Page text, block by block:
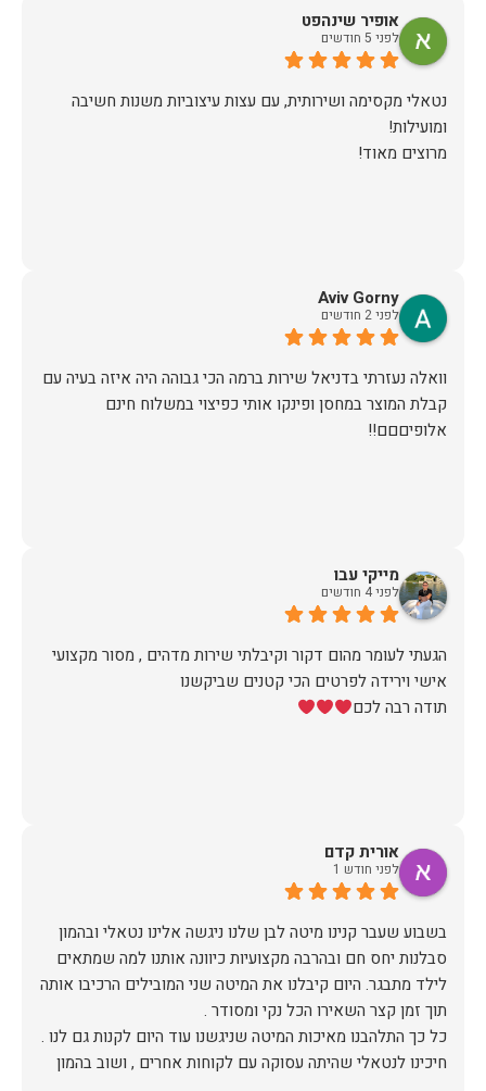
אופיר שינהפט
לפני 5 חודשים
נטאלי מקסימה ושירותית, עם עצות עיצוביות משנות חשיבה
מרוצים מאוד!
Aviv Gorny
לפני 2 חודשים
וואלה נעזרתי בדניאל שירות ברמה הכי גבוהה היה איזה בעיה עם
קבלת המוצר במחסן ופינקו אותי כפיצוי במשלוח חינם
אלופיםםם!!
מייקי עבו
לפני 4 חודשים
הגעתי לעומר מהום דקור וקיבלתי שירות מדהים , מסור מקצועי
תודה רבה לכם
אורית קדם
לפני חודש 1
בשבוע שעבר קנינו מיטה לבן שלנו ניגשה אלינו נטאלי ובהמון
סבלנות יחס חם ובהרבה מקצועיות כיוונה אותנו למה שמתאים
לילד מתבגר. היום קיבלנו את המיטה שני המובילים הרכיבו אותה
חיכינו לנטאלי שהיתה עסוקה עם לקוחות אחרים , ושוב בהמון